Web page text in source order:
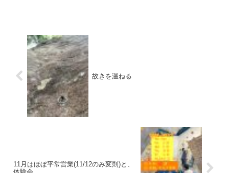
故きを温ねる
11月はほぼ平常営業(11/12のみ変則)と、